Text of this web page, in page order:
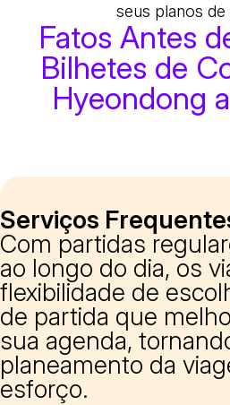
seus planos de
Fatos Antes
Bilhetes de
Hyeondong
Serviços
Com partidas
ao longo do dia, os
flexibilidade de
de partida que
sua agenda,
planeamento da
esforço.